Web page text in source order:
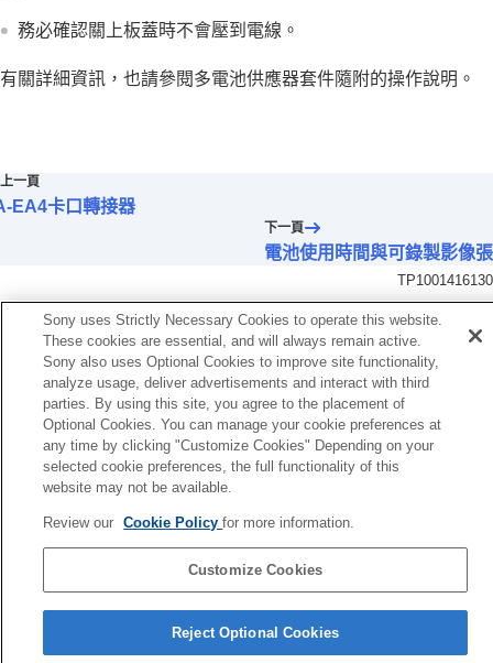
使用電腦
附錄
可錄製的影像數目
商標
使用授權
如果您遇到問題
務必確認關上板蓋時不會壓到電線。
有關詳細資訊，也請參閱多電池供應器套件隨附的操作說明。
上一頁
EA4卡口轉接器
下一頁
電池使用時間與可錄製影像
TP1001416130
語言選擇頁面
5-054-923-85(3)
Sony uses Strictly Necessary Cookies to operate this website.
These cookies are essential, and will always remain active.
Sony also uses Optional Cookies to improve site functionality,
analyze usage, deliver advertisements and interact with third
parties. By using this site, you agree to the placement of
Optional Cookies. You can manage your cookie preferences at
any time by clicking "Customize Cookies" Depending on your
selected cookie preferences, the full functionality of this
website may not be available.
Review our Cookie Policyfor more information.
Customize Cookies
Reject Optional Cookies